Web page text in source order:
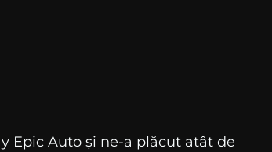
Epic Auto şi ne-a plăcut atât de